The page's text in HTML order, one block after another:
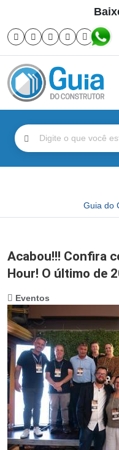
Guia do
Acabou!!! Confira
Hour! O último de
Eventos